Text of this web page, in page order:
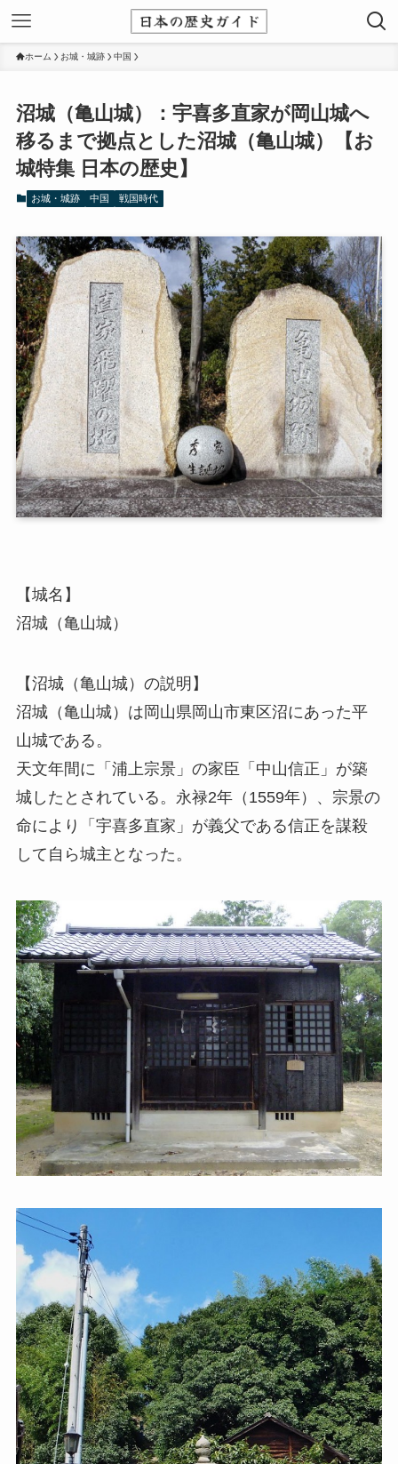
ホーム お城・城跡 中国
沼城（亀山城）：宇喜多直家が岡山城へ
移るまで拠点とした沼城（亀山城）【お
城特集 日本の歴史】
お城・城跡 中国 戦国時代
【城名】
沼城（亀山城）
【沼城（亀山城）の説明】
沼城（亀山城）は岡山県岡山市東区沼にあった平
山城である。
天文年間に「浦上宗景」の家臣「中山信正」が築
城したとされている。永禄2年（1559年）、宗景の
命により「宇喜多直家」が義父である信正を謀殺
して自ら城主となった。